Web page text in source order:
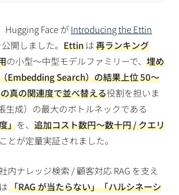
Hugging Face がIntroducing the Ettin
公開しました。Ettin は再ランキング
の小型〜中型モデルファミリーで、埋め
Embedding Search）の結果上位 50〜
真の関連度で並べ替える役割を担いま
生成）の最大のボトルネックである
」を、追加コスト数円〜数十円 / クエリ
とが定量実証されました。
内ナレッジ検索 / 顧客対応 RAG を支え
「RAG が当たらない」「ハルシネーシ